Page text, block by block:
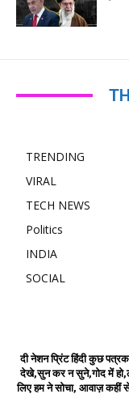
TRENDING
VIRAL
TECH NEWS
Politics
INDIA
SOCIAL
दी नेशन प्रिंट हिंदी कुछ
देखे,सुन कर न सुने,गोद में
लिए हम ने सोचा, आवाज़ कहीं